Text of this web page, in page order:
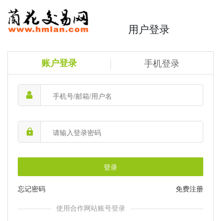
用户登录
账户登录 手机登录
登录
免费注册
忘记密码
使用合作网站账号登录